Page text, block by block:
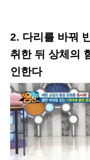
2. 다리를 바꿔
취한 뒤 상체의
인한다